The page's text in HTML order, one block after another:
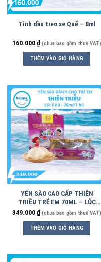
Tinh dầu treo xe Quế – 8ml
160.000₫ (chưa bao gồm thuế VAT)
THÊM VÀO GIỎ HÀNG
YẾN SÀO CAO CẤP THIÊN
TRIỀU TRẺ EM 70ML – LỐC
6HỦ
349.000₫ (chưa bao gồm thuế VAT)
THÊM VÀO GIỎ HÀNG